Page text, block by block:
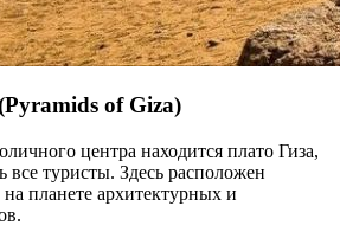
of Giza)
центра находится плато Гиза,
все туристы. Здесь расположен
планете архитектурных и